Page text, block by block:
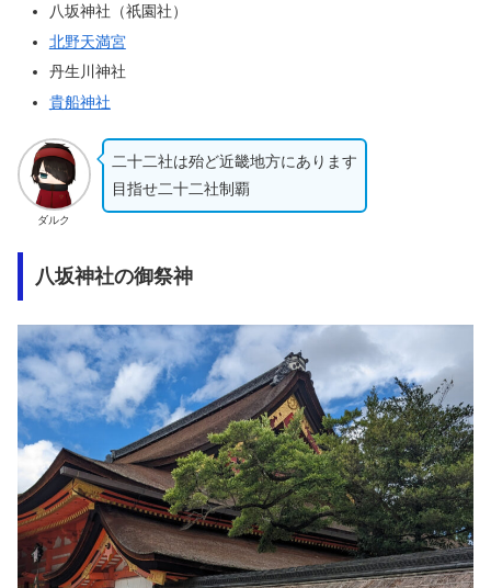
八坂神社（祇園社）
北野天満宮
丹生川神社
貴船神社
ダルク
二十二社は殆ど近畿地方にあります
目指せ二十二社制覇
八坂神社の御祭神